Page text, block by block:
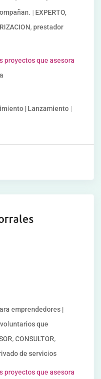
| EXPERTO,
prestador
proyectos que asesora
| Lanzamiento |
emprendedores |
que
CONSULTOR,
de servicios
proyectos que asesora